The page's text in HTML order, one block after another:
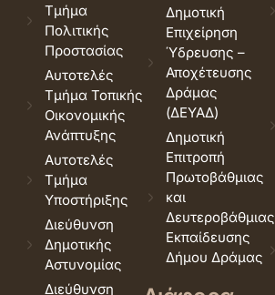
Τμήμα
Πολιτικής
Προστασίας
Αυτοτελές
Τμήμα Τοπικής
Οικονομικής
Ανάπτυξης
Αυτοτελές
Τμήμα
Υποστήριξης
Διεύθυνση
Δημοτικής
Αστυνομίας
Διεύθυνση
Δημοτική
Επιχείρηση
Ύδρευσης –
Αποχέτευσης
Δράμας
(ΔΕΥΑΔ)
Δημοτική
Επιτροπή
Πρωτοβάθμιας
και
Δευτεροβάθμιας
Εκπαίδευσης
Δήμου Δράμας